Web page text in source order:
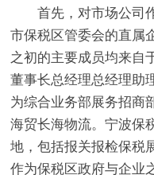
首先，对市场公司
市保税区管委会的直属
之初的主要成员均来自
董事长总经理总经理助
为综合业务部展务招商
海贸长海物流。宁波保
地，包括报关报检保税
作为保税区政府与企业